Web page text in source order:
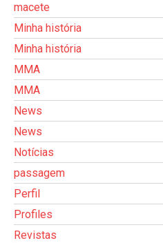
macete
Minha história
Minha história
MMA
MMA
News
News
Notícias
passagem
Perfil
Profiles
Revistas